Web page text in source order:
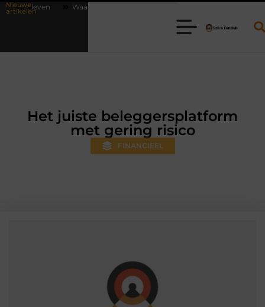
Nieuwe
artikelenonline vlees bestellen steeds gewoner wordt
Het juiste beleggersplatform
met gering risico
FINANCIEEL